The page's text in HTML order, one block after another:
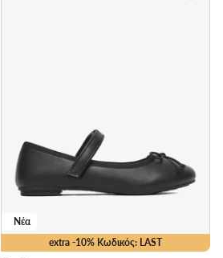
extra -10% Κωδικός: LAST
Νέα